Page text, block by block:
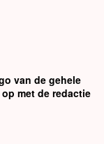
van de gehele
met de redactie